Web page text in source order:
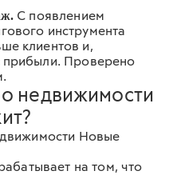
С появлением
инструмента
клиентов и,
прибыли. Проверено
недвижимости
на том, что